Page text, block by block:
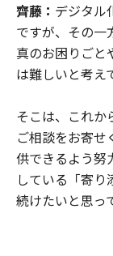
齊藤： デジタル
ですが、その一
真のお困りごと
は難しいと考え
そこは、これか
ご相談をお寄せ
供できるよう努
している「寄り
続けたいと思っ